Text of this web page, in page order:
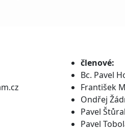
členové:
Bc. Pavel
František
Ondřej
Pavel Štůral
Pavel